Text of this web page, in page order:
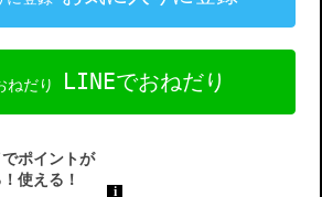
LINEでおねだり